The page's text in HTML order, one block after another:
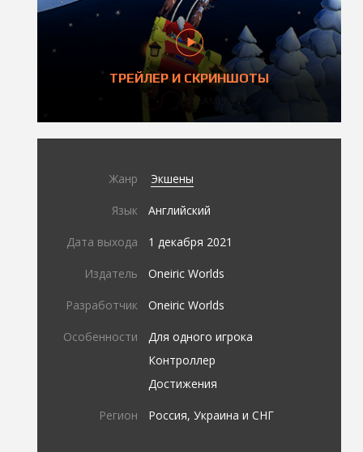
ТРЕЙЛЕР И СКРИНШОТЫ
Жанр Экшены
Язык Английский
Дата выхода 1 декабря 2021
Издатель Oneiric Worlds
Разработчик Oneiric Worlds
Особенности
Для одного игрока
Контроллер
Достижения
Регион Россия, Украина и СНГ